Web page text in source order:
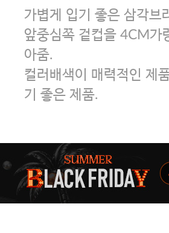
가볍게 입기 좋은 삼각브
앞중심쪽 겉컵을 4CM가
아줌.
컬러배색이 매력적인 제
기 좋은 제품.